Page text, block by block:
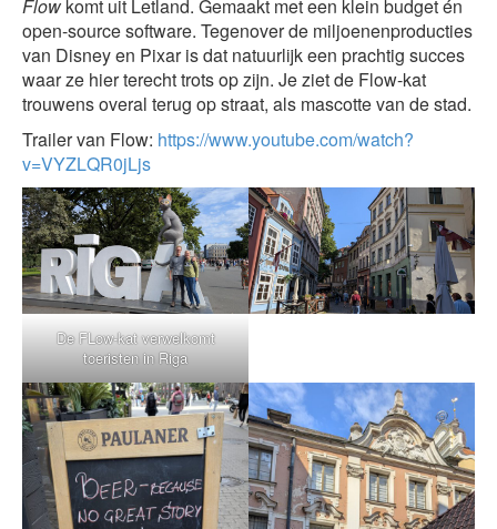
Flow komt uit Letland. Gemaakt met een klein budget én
open-source software. Tegenover de miljoenenproducties
van Disney en Pixar is dat natuurlijk een prachtig succes
waar ze hier terecht trots op zijn. Je ziet de Flow-kat
trouwens overal terug op straat, als mascotte van de stad.
Trailer van Flow: https://www.youtube.com/watch?
v=VYZLQR0jLjs
De FLow-kat verwelkomt
toeristen in Riga